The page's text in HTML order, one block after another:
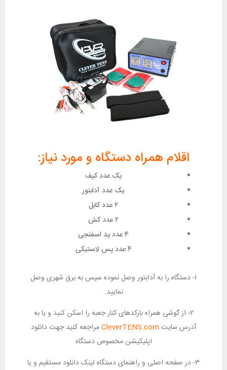
اقلام همراه دستگاه و مورد نیاز:
یک عدد کیف
یک عدد آدابتور
۲ عدد کابل
۲ عدد کش
۴ عدد پد اسفنجی
۴ عدد پس لاستیکی
۱- دستگاه را به آدابتور وصل نموده سپس به برق شهری وصل
نمایید.
۲- از گوشی همراه بارکدهای کنار جعبه را اسکن کنید و یا به
آدرس سایت CleverTENS.comمراجعه کنید جهت دانلود
اپلیکیشن مخصوص دستگاه
۳- در صفحه اصلی و راهنمای دستگاه لینک دانلود مستقیم و یا